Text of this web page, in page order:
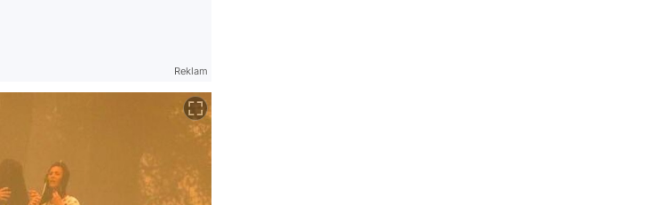
Reklam